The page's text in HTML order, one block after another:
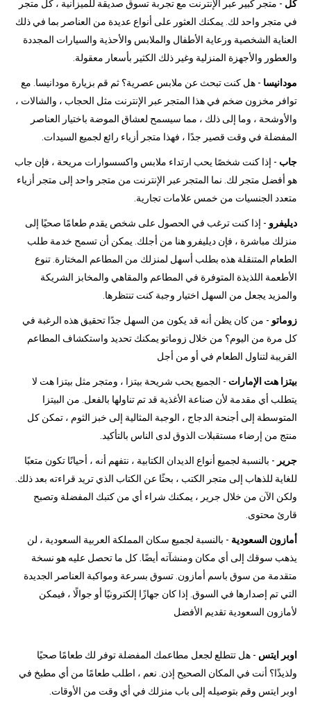
كل - متجر كبير عبر الإنترنت مع تجربة تسوق صديقة للميزانية ، كل متجر
في متجر واحد لك. يمكنك العثور على أنواع عديدة من العناصر بما في ذلك
العناية الشخصية ورعاية الأطفال والملابس والأحذية والسيارات المجددة
والعطور والأجهزة المنزلية وغير ذلك الكثير بأسعار معقولة.
مودانيسا - هل كنت تبحث عن ملابس عصرية؟ ثم قم بزيارة مودانيسا. مع
توافر مخزون ضخم في هذا المتجر عبر الإنترنت مثل الحجاب ، والشالات ،
والأوشحة ، وما إلى ذلك ، مما سيسمح لعشاق الموضة باختيار العناصر
المفضلة في وقت قصير جدًا ، فهذا متجر أزياء رائع لجميع السيدات.
جاب - إذا كنت شخصًا يحب ارتداء ملابس واكسسوارات مريحة ، فإن جاب
هو أفضل متجر لك. نما المتجر عبر الإنترنت من متجر واحد إلى متجر أزياء
متعدد الجنسيات من خمس علامات تجارية.
ديليفرو - إذا كنت ترغب في الحصول على شخص يقدم طعامًا صحيًا إلى
منزلك مباشرة ، فإن ديليفرو هنا من أجلك. يمكن أن تسمح خدمة طلب
الطعام المتنقلة هذه بطلب أسهل لمنزلك من المطاعم المختارة. تنوع
الأطعمة اللذيذة المتوفرة في المطاعم والمقاهي والمخابز الشريكة
والمزيد يجعل من السهل اختيار وجبة كنت تنتظرها.
زوماتو - من كان يظن أنه قد يكون من السهل جدًا تحقيق هذه الرغبة في
كل مرة من اليوم؟ من خلال زوماتو يمكنك تحديد واستكشاف المطاعم
القريبة لتناول الطعام في أو من أجل
بيتزا هت الإمارات - الجميع يحب شريحة بيتزا ، ومتجر مثل بيتزا هت لا
يتطلب أي مقدمة لأن صناعة الأغذية قد تم تناولها بالفعل. من البيتزا
المتوسطة إلى أجنحة الدجاج ، الوجبة المثالية إلى خبز الثوم ، تمكن كل
منتج من إرضاء مستقبلات الذوق لدى الناس بالتأكيد.
جرير - بالنسبة لجميع أنواع الديدان الكتابية ، نتفهم أنه ، أحيانًا تكون متعبًا
للغاية للذهاب إلى متجر الكتب ، بحثًا عن الكتاب الذي تريد قراءته بعد ذلك.
ولكن الآن من خلال جرير ، يمكنك شراء أي من كتبك المفضلة وتصبح
قارئ محتوى.
أمازون السعودية - بالنسبة لجميع سكان المملكة العربية السعودية ، لن
يذهب سوقك إلى أي مكان ومنشآته أيضًا. كل ما تحصل عليه هو نسخة
متقدمة من سوق باسم أمازون. تسوق بسرعة ومواكبة العناصر الجديدة
التي تم إصدارها في السوق. إذا كان جهازًا إلكترونيًا أو جوالًا ، فيمكن
لأمازون السعودية تقديم الأفضل
اوبر ايتس - هل تتطلع لجعل مطاعمك المفضلة توفر لك طعامًا صحيًا
ولذيذًا؟ أنت في المكان الصحيح إذن. نعم ، اطلب طعامًا من أي مطبخ في
اوبر ايتس وقم بتوصيله إلى باب منزلك في أي وقت من الأوقات.